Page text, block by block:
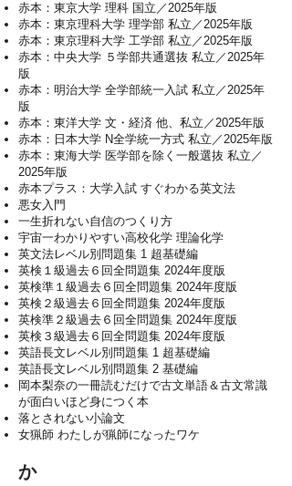
赤本：東京大学 理科 国立／2025年版
赤本：東京理科大学 理学部 私立／2025年版
赤本：東京理科大学 工学部 私立／2025年版
赤本：中央大学 ５学部共通選抜 私立／2025年
版
赤本：明治大学 全学部統一入試 私立／2025年
版
赤本：東洋大学 文・経済 他、私立／2025年版
赤本：日本大学 N全学統一方式 私立／2025年版
赤本：東海大学 医学部を除く一般選抜 私立／
2025年版
赤本プラス：大学入試 すぐわかる英文法
悪女入門
一生折れない自信のつくり方
宇宙一わかりやすい高校化学 理論化学
英文法レベル別問題集 1 超基礎編
英検１級過去６回全問題集 2024年度版
英検準１級過去６回全問題集 2024年度版
英検２級過去６回全問題集 2024年度版
英検準２級過去６回全問題集 2024年度版
​英検３級過去６回全問題集 2024年度版
英語長文レベル別問題集 1 超基礎編
英語長文レベル別問題集 2 基礎編
岡本梨奈の一冊読むだけで古文単語＆古文常識
が面白いほど身につく本
落とされない小論文
​女猟師 わたしが猟師になったワケ
か